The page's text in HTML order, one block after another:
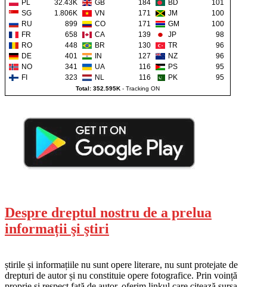
PL 32.43K GB 184 BD
101
SG
1.806K VN 171 JM
100
RU
899 CO 171 GM
100
FR
658 CA 139 JP
98
RO
448 BR 130 TR
96
DE
401 IN 127 NZ
96
NO
341 UA 116 PS
95
FI
323 NL 116 PK 95
Total: 352.595K - Tracking ON
Despre dreptul nostru de a prelua
informații şi ştiri
știrile și informațiile nu sunt opere literare, nu sunt protejate de
drepturi de autor și nu constituie opere fotografice. Prin voință